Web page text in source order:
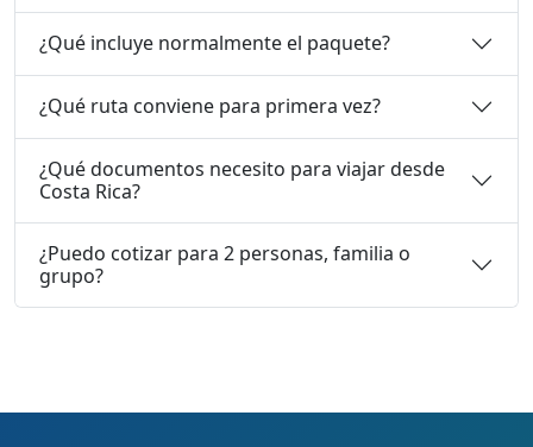
¿Qué incluye normalmente el paquete?
¿Qué ruta conviene para primera vez?
¿Qué documentos necesito para viajar desde
Costa Rica?
¿Puedo cotizar para 2 personas, familia o
grupo?